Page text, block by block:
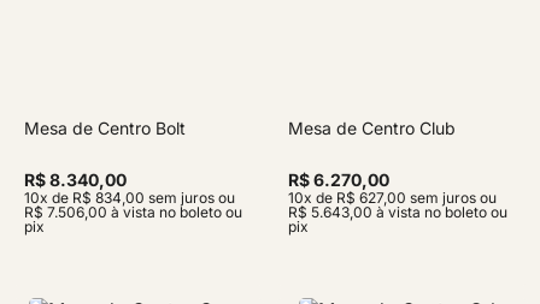
Mesa de Centro Bolt
R$ 8.340,00
10x de R$ 834,00 sem juros ou
R$ 7.506,00 à vista no boleto ou
pix
Mesa de Centro Club
R$ 6.270,00
10x de R$ 627,00 sem juros ou
R$ 5.643,00 à vista no boleto ou
pix